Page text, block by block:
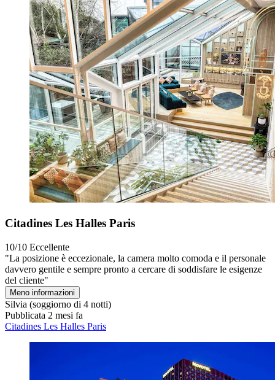
Citadines Les Halles Paris
10/10 Eccellente
"La posizione è eccezionale, la camera molto comoda e il personale
davvero gentile e sempre pronto a cercare di soddisfare le esigenze
del cliente"
Meno informazioni
Silvia (soggiorno di 4 notti)
Pubblicata 2 mesi fa
Citadines Les Halles Paris